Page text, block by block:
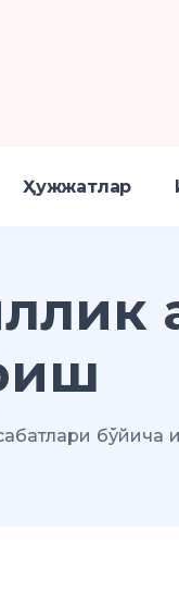
Ҳужжатлар
бўйича